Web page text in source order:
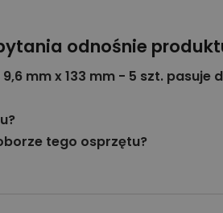
odnośnie
9,6 mm x 133 mm - 5 szt.
tego osprzętu?